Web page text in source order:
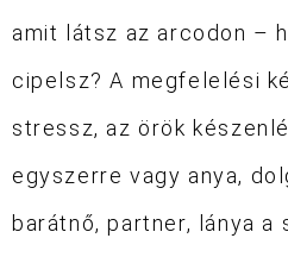
amit látsz az arcodon –
cipelsz? A megfelelési
stressz, az örök
egyszerre vagy anya,
barátnő, partner, lánya a